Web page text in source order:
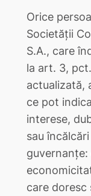
Orice
Societății
S.A., care
la art. 3,
actualizată,
ce pot
interese,
sau
care doresc